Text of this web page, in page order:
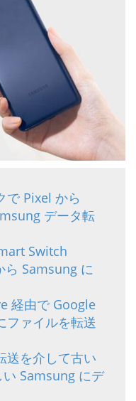
で Pixel から
データ転
Switch
Samsung に
経由で Google
ファイルを転送
送を介して古い
Samsung にデ